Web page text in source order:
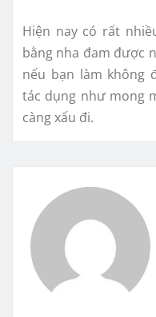
Hiện nay có rất
bằng nha đam được
nếu bạn làm không
tác dụng như mong
càng xấu đi.